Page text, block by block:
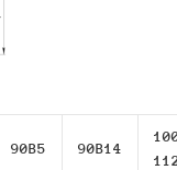
90В5 90В14